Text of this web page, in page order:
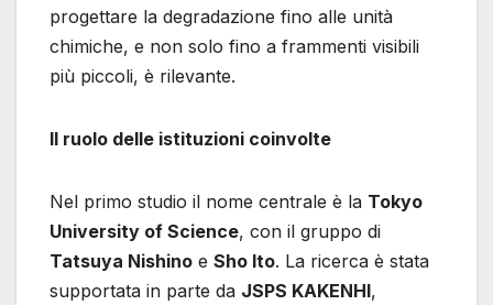
progettare la degradazione fino alle unità
chimiche, e non solo fino a frammenti visibili
più piccoli, è rilevante.
Il ruolo delle istituzioni coinvolte
Nel primo studio il nome centrale è la Tokyo
University of Science, con il gruppo di
Tatsuya Nishino e Sho Ito. La ricerca è stata
supportata in parte da JSPS KAKENHI,